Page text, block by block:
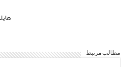
مطالب مرتبط